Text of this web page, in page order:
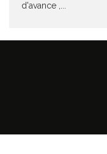
d'avance ,...